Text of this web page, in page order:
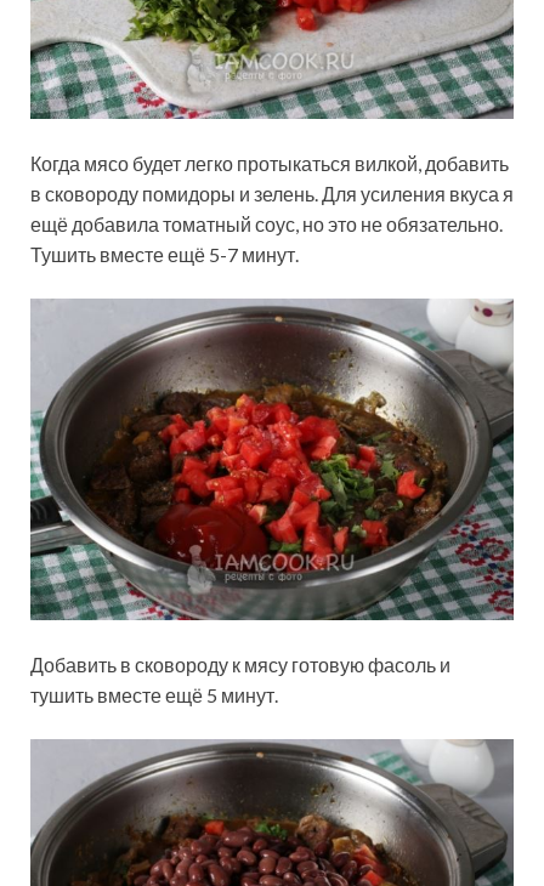
Когда мясо будет легко протыкаться вилкой, добавить
в сковороду помидоры и зелень. Для усиления вкуса я
ещё добавила томатный соус, но это не обязательно.
Тушить вместе ещё 5-7 минут.
Добавить в сковороду к мясу готовую фасоль и
тушить вместе ещё 5 минут.